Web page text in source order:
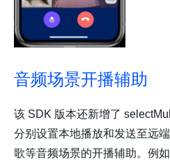
音频场景开播辅助
该 SDK 版本还新增了
分别设置本地播放和发送至远
歌等音频场景的开播辅助。例